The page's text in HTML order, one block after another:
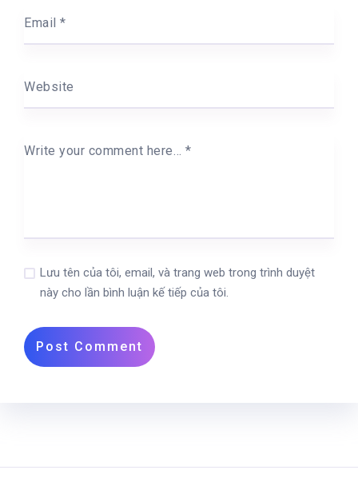
Email *
Website
Write your comment here… *
Lưu tên của tôi, email, và trang web trong trình duyệt
này cho lần bình luận kế tiếp của tôi.